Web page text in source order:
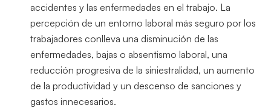
accidentes y las enfermedades en el trabajo. La
percepción de un entorno laboral más seguro por los
trabajadores conlleva una disminución de las
enfermedades, bajas o absentismo laboral, una
reducción progresiva de la siniestralidad, un aumento
de la productividad y un descenso de sanciones y
gastos innecesarios.